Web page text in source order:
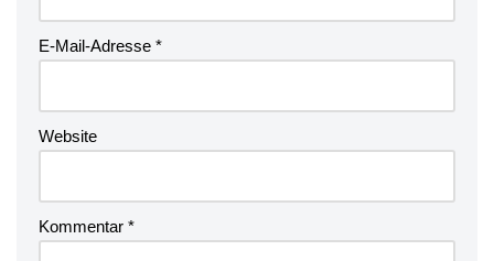
E-Mail-Adresse *
Website
Kommentar *